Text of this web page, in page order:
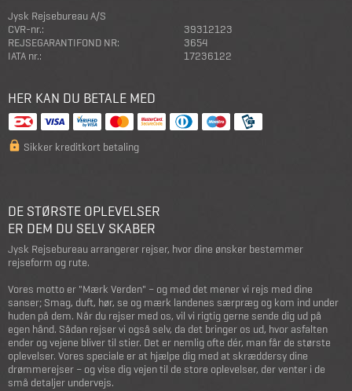
Jysk Rejsebureau A/S
CVR-nr.:
39312123
REJSEGARANTIFOND NR:
3654
IATA nr.:
17236122
HER KAN DU BETALE MED
Sikker kreditkort betaling
DE STØRSTE OPLEVELSER
ER DEM DU SELV SKABER
Jysk Rejsebureau arrangerer rejser, hvor dine ønsker bestemmer
rejseform og rute.
Vores motto er "Mærk Verden" – og med det mener vi rejs med dine
sanser; Smag, duft, hør, se og mærk landenes særpræg og kom ind under
huden på dem. Når du rejser med os, vil vi rigtig gerne sende dig ud på
egen hånd. Sådan rejser vi også selv, da det bringer os ud, hvor asfalten
ender og vejene bliver til stier. Det er nemlig ofte dér, man får de største
oplevelser. Vores speciale er at hjælpe dig med at skræddersy dine
drømmerejser – og vise dig vejen til de store oplevelser, der venter i de
små detaljer undervejs.